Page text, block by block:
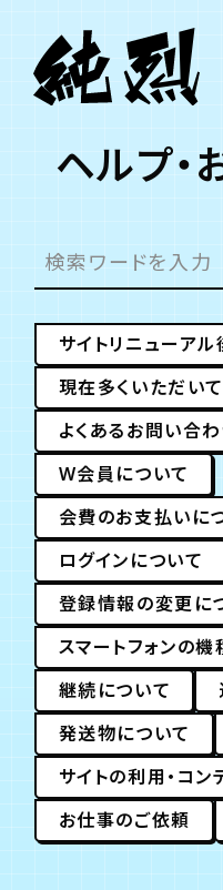
年会員
会員登録
チケット
TICKET
お
年会員
FC TICKET
月会員制ファン
ヘルプ
サイトリニューア
現在多くいただい
よくあるお問い合
W会員について
会費のお支払いに
ログインについて
登録情報の変更に
スマートフォンの
継続について
発送物について
サイトの利用・コ
お仕事のご依頼